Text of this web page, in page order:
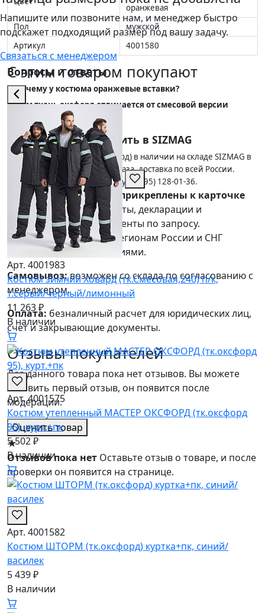
оранжевая
Пол
мужской
Артикул
4001580
Вопросы и ответы
Почему у костюма оранжевые вставки?
Чем ткань оксфорд отличается от смесовой версии
костюма ДОРОЖНИК?
Почему выгодно купить в SIZMAG
Костюм ДОРОЖНИК (тк.оксфорд) в наличии на складе SIZMAG в
Москве — отгрузка в день заказа, доставка по всей России.
Работаем с юрлицами по счету: 8 (495) 128-01-36.
Сертификаты пока не прикреплены к карточке
Предоставим сертификаты, декларации и
подтверждающие документы по запросу.
Доставка:по Москве, регионам России и СНГ
транспортными компаниями.
Самовывоз:возможен со склада по согласованию с
менеджером.
Оплата: безналичный расчет для юридических лиц,
счет и закрывающие документы.
Отзывы покупателей
Для данного товара пока нет отзывов. Вы можете
оставить первый отзыв, он появится после
модерации.
Оценить товар
★
Отзывов пока нет Оставьте отзыв о товаре, и после
проверки он появится на странице.
Напишите или позвоните нам, и менеджер быстро
подскажет подходящий размер под вашу задачу.
Связаться с менеджером
С этим товаром покупают
Арт. 4001983
Костюм зимний Ховард (тк.Смесовая,240) п/к,
т.серый/черный/лимонный
11 263 ₽
В наличии
Арт. 4001575
Костюм утепленный МАСТЕР ОКСФОРД (тк.оксфорд
95), курт.+пк
5 502 ₽
В наличии
Арт. 4001582
Костюм ШТОРМ (тк.окcфорд) куртка+пк, синий/
василек
5 439 ₽
В наличии